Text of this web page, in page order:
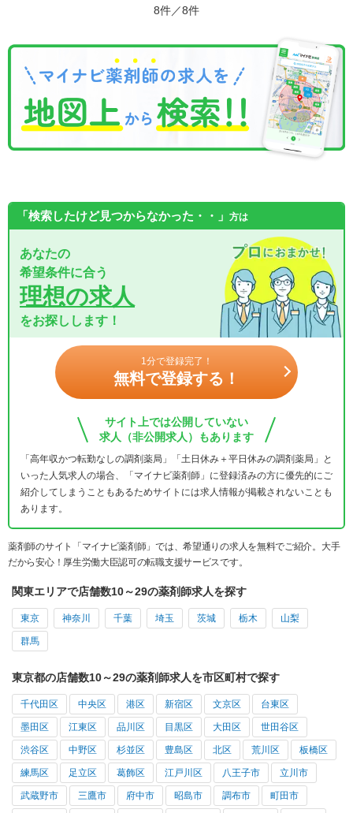
8件／8件
「検索したけど見つからなかった・・」 方は
あなたの
希望条件に合う
理想の求人
をお探しします！
1分で登録完了！
無料で登録する！
サイト上では公開していない
求人（非公開求人）もあります
「高年収かつ転勤なしの調剤薬局」「土日休み＋平日休みの調剤薬局」と
いった人気求人の場合、「マイナビ薬剤師」に登録済みの方に優先的にご
紹介してしまうこともあるためサイトには求人情報が掲載されないことも
あります。
薬剤師のサイト「マイナビ薬剤師」では、希望通りの求人を無料でご紹介。大手
だから安心！厚生労働大臣認可の転職支援サービスです。
関東エリアで店舗数10～29の薬剤師求人を探す
東京 神奈川 千葉 埼玉 茨城 栃木 山梨
群馬
東京都の店舗数10～29の薬剤師求人を市区町村で探す
千代田区 中央区 港区 新宿区 文京区 台東区
墨田区 江東区 品川区 目黒区 大田区 世田谷区
渋谷区 中野区 杉並区 豊島区 北区 荒川区 板橋区
練馬区 足立区 葛飾区 江戸川区 八王子市 立川市
武蔵野市 三鷹市 府中市 昭島市 調布市 町田市